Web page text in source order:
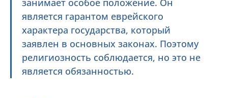
занимает особое положение. Он
является гарантом еврейского
характера государства, который
заявлен в основных законах. Поэтому
религиозность соблюдается, но это не
является обязанностью.